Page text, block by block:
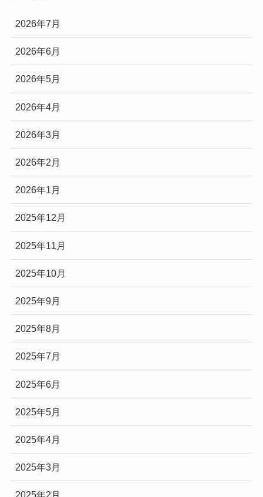
2026年7月
2026年6月
2026年5月
2026年4月
2026年3月
2026年2月
2026年1月
2025年12月
2025年11月
2025年10月
2025年9月
2025年8月
2025年7月
2025年6月
2025年5月
2025年4月
2025年3月
2025年2月